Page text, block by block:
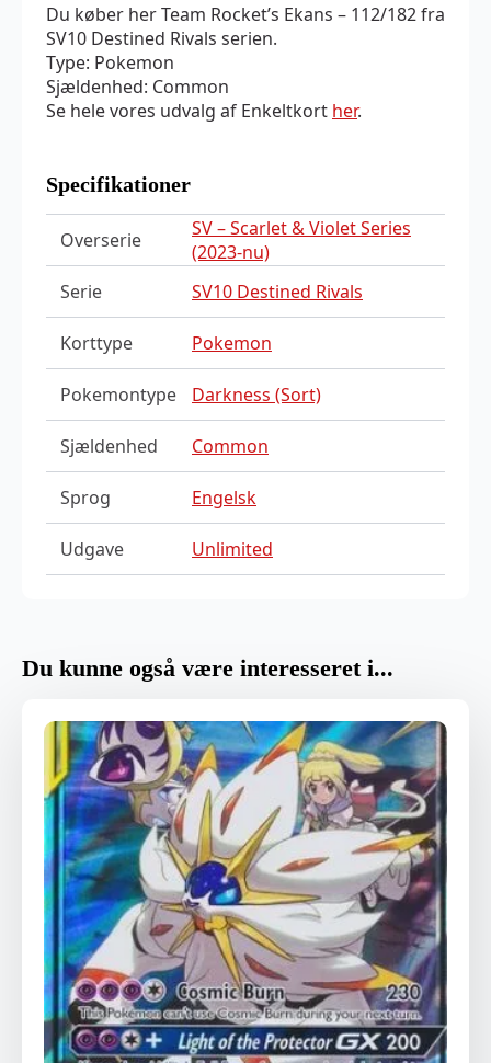
Du køber her Team Rocket’s Ekans – 112/182 fra
SV10 Destined Rivals serien.
Type: Pokemon
Sjældenhed: Common
Se hele vores udvalg af Enkeltkort her.
Specifikationer
Overserie
SV – Scarlet & Violet Series
(2023-nu)
Serie
SV10 Destined Rivals
Korttype Pokemon
Pokemontype Darkness (Sort)
Sjældenhed Common
Sprog Engelsk
Udgave Unlimited
Du kunne også være interesseret i...